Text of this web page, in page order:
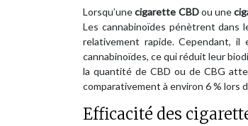
Lorsqu’unecigarette CBDou une
Les cannabinoïdes pénètrent dans
relativement rapide. Cependant,
cannabinoïdes, ce qui réduit leur
la quantité de CBD ou de CBG
comparativement à environ 6 % lors
Efficacité des